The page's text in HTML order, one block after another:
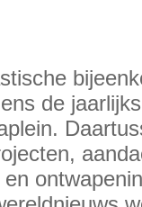
de